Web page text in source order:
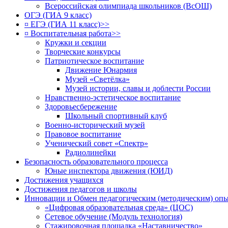
Всероссийская олимпиада школьников (ВсОШ)
ОГЭ (ГИА 9 класс)
¤ ЕГЭ (ГИА 11 класс)>>
¤ Воспитательная работа>>
Кружки и секции
Творческие конкурсы
Патриотическое воспитание
Движение Юнармия
Музей «Светёлка»
Музей истории, славы и доблести России
Нравственно-эстетическое воспитание
Здоровьесбережение
Школьный спортивный клуб
Военно-исторический музей
Правовое воспитание
Ученический совет «Спектр»
Радиолинейки
Безопасность образовательного процесса
Юные инспектора движения (ЮИД)
Достижения учащихся
Достижения педагогов и школы
Инновации и Обмен педагогическим (методическим)
«Цифровая образовательная среда» (ЦОС)
Сетевое обучение (Модуль технология)
Стажировочная площадка «Наставничество»